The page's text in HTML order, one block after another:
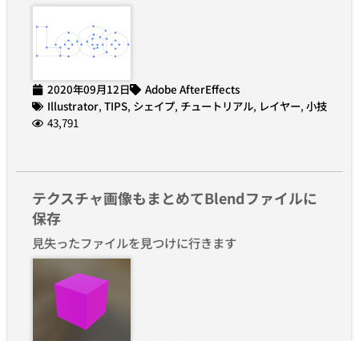
2020年09月12日
Adobe AfterEffects
Illustrator, TIPS, シェイプ, チュートリアル, レイヤー, 小技
43,791
テクスチャ画像もまとめてBlendファイルに
保存
見失ったファイルを見つけに行きます